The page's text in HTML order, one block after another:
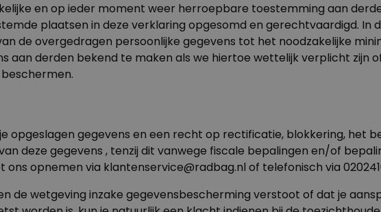
en op ieder moment weer herroepbare toestemming aan
plaatsen in deze verklaring opgesomd en gerechtvaardigd. In
de overgedragen persoonlijke gegevens tot het noodzakelijke
derden bekend te maken als we hiertoe wettelijk verplicht zijn
gegevens en een recht op rectificatie, blokkering, het
deze gegevens , tenzij dit vanwege fiscale bepalingen en/of
ons opnemen via klantenservice@radbag.nl of telefonisch via
de wetgeving inzake gegevensbescherming verstoot of dat je